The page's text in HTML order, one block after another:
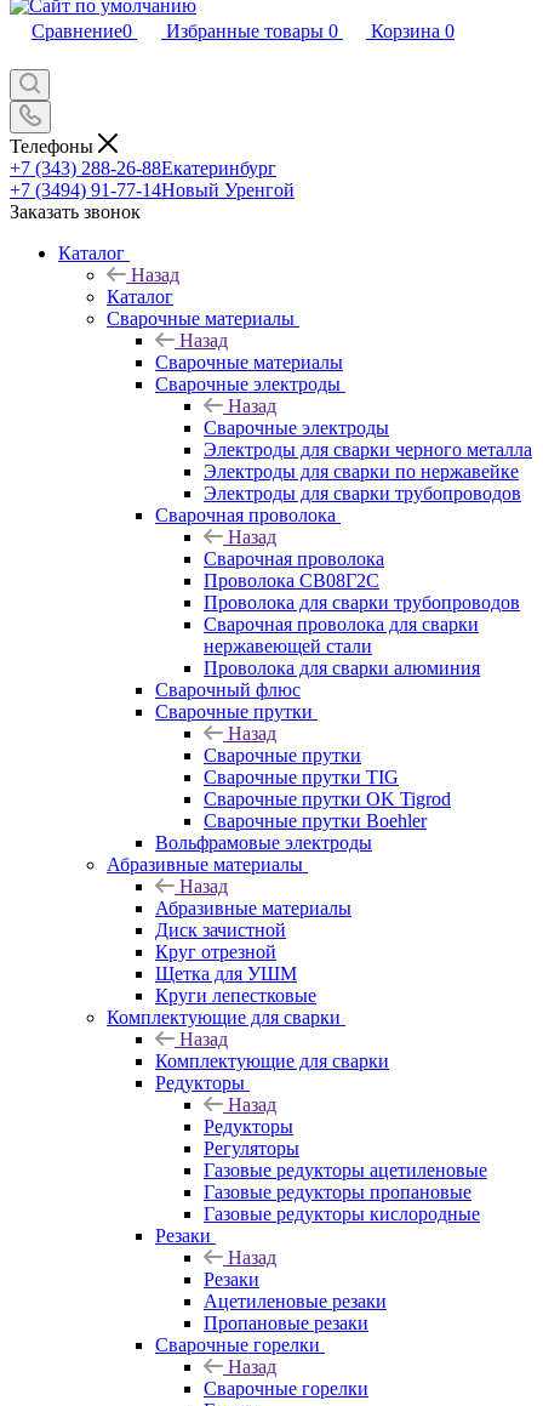
Сравнение0 Избранные товары 0 Корзина 0
Телефоны
+7 (343) 288-26-88Екатеринбург
+7 (3494) 91-77-14Новый Уренгой
Заказать звонок
Каталог
Назад
Каталог
Сварочные материалы
Назад
Сварочные материалы
Сварочные электроды
Назад
Сварочные электроды
Электроды для сварки черного металла
Электроды для сварки по нержавейке
Электроды для сварки трубопроводов
Сварочная проволока
Назад
Сварочная проволока
Проволока СВ08Г2С
Проволока для сварки трубопроводов
Сварочная проволока для сварки
нержавеющей стали
Проволока для сварки алюминия
Сварочный флюс
Сварочные прутки
Назад
Сварочные прутки
Сварочные прутки TIG
Сварочные прутки OK Tigrod
Сварочные прутки Boehler
Вольфрамовые электроды
Абразивные материалы
Назад
Абразивные материалы
Диск зачистной
Круг отрезной
Щетка для УШМ
Круги лепестковые
Комплектующие для сварки
Назад
Комплектующие для сварки
Редукторы
Назад
Редукторы
Регуляторы
Газовые редукторы ацетиленовые
Газовые редукторы пропановые
Газовые редукторы кислородные
Резаки
Назад
Резаки
Ацетиленовые резаки
Пропановые резаки
Сварочные горелки
Назад
Сварочные горелки